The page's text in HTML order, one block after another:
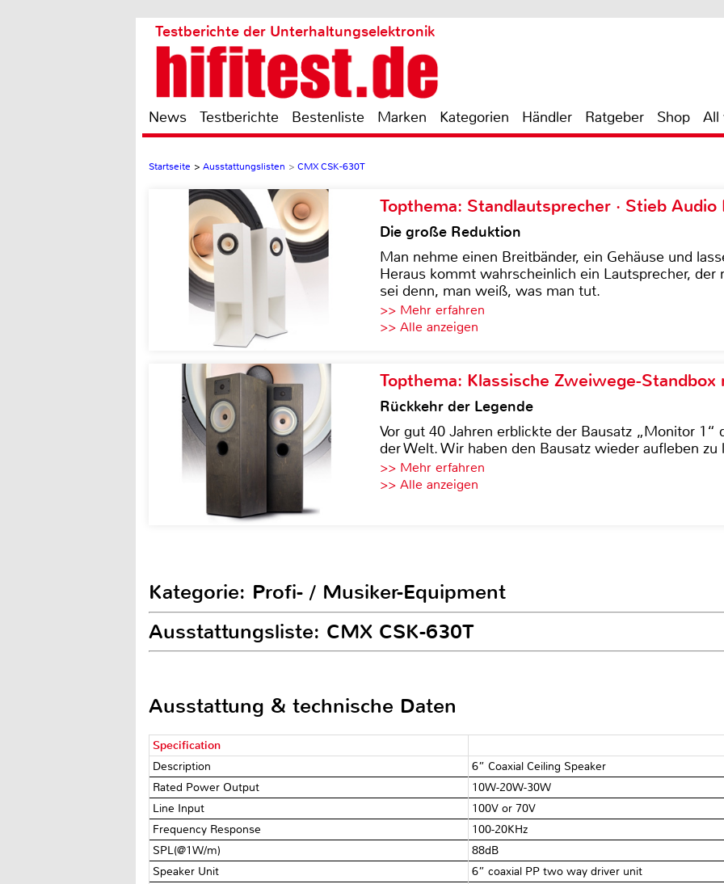
Testberichte der Unterhaltungselektronik
News Testberichte Bestenliste Marken Kategorien Händler Ratgeber Shop All
Startseite > Ausstattungslisten > CMX CSK-630T
Topthema: Standlautsprecher · Stieb Audio
Die große Reduktion
Man nehme einen Breitbänder, ein Gehäuse und
Heraus kommt wahrscheinlich ein Lautsprecher,
sei denn, man weiß, was man tut.
>> Mehr erfahren
>> Alle anzeigen
Topthema: Klassische Zweiwege-
Rückkehr der Legende
Vor gut 40 Jahren erblickte der Bausatz „Monitor 1“
der Welt. Wir haben den Bausatz wieder aufleben zu
>> Mehr erfahren
>> Alle anzeigen
Kategorie: Profi- / Musiker-Equipment
Ausstattungsliste: CMX CSK-630T
Ausstattung & technische Daten
Specification
Description
6” Coaxial Ceiling Speaker
Rated Power Output
10W-20W-30W
Line Input
100V or 70V
Frequency Response
100-20KHz
SPL(@1W/m)
88dB
Speaker Unit
6” coaxial PP two way driver unit